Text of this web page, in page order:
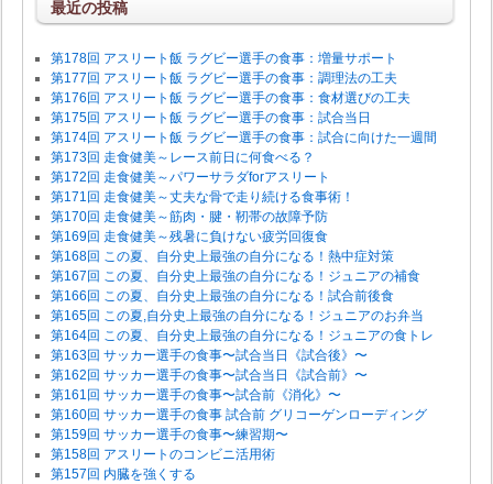
最近の投稿
第178回 アスリート飯 ラグビー選手の食事：増量サポート
第177回 アスリート飯 ラグビー選手の食事：調理法の工夫
第176回 アスリート飯 ラグビー選手の食事：食材選びの工夫
第175回 アスリート飯 ラグビー選手の食事：試合当日
第174回 アスリート飯 ラグビー選手の食事：試合に向けた一週間
第173回 走食健美～レース前日に何食べる？
第172回 走食健美～パワーサラダforアスリート
第171回 走食健美～丈夫な骨で走り続ける食事術！
第170回 走食健美～筋肉・腱・靭帯の故障予防
第169回 走食健美～残暑に負けない疲労回復食
第168回 この夏、自分史上最強の自分になる！熱中症対策
第167回 この夏、自分史上最強の自分になる！ジュニアの補食
第166回 この夏、自分史上最強の自分になる！試合前後食
第165回 この夏,自分史上最強の自分になる！ジュニアのお弁当
第164回 この夏、自分史上最強の自分になる！ジュニアの食トレ
第163回 サッカー選手の食事〜試合当日《試合後》〜
第162回 サッカー選手の食事〜試合当日《試合前》〜
第161回 サッカー選手の食事〜試合前《消化》〜
第160回 サッカー選手の食事 試合前 グリコーゲンローディング
第159回 サッカー選手の食事〜練習期〜
第158回 アスリートのコンビニ活用術
第157回 内臓を強くする